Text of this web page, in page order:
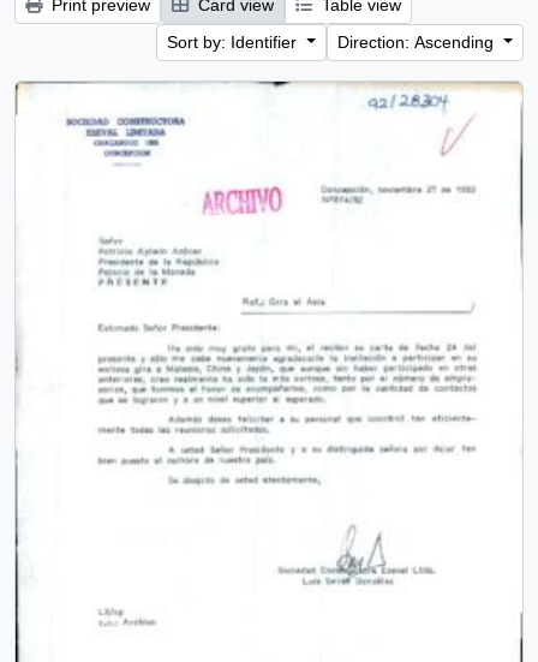
Print preview Card view
Table view
Sort by: Identifier
Direction: Ascending